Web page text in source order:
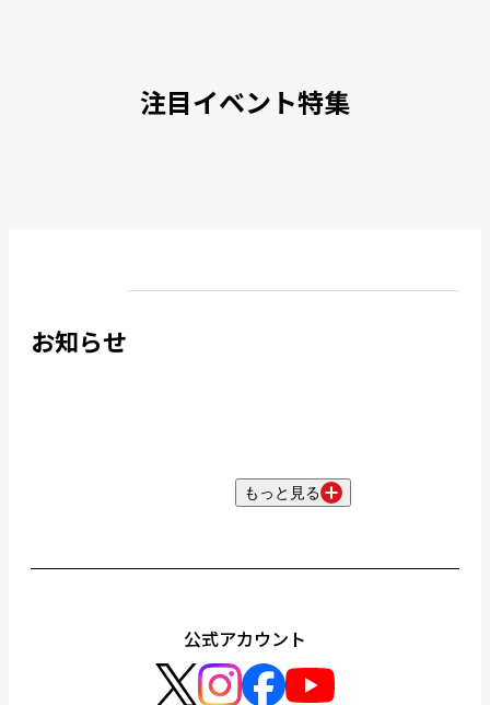
注目イベント特集
お知らせ
もっと見る
公式アカウント